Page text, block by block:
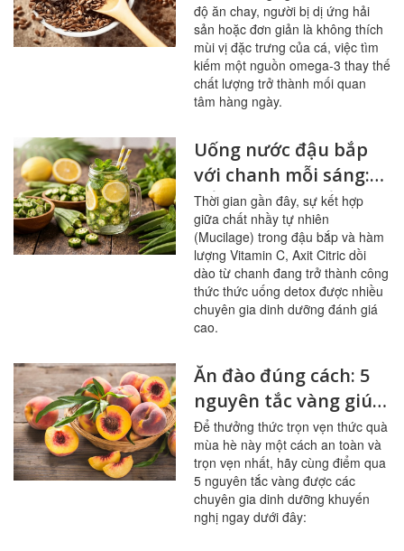
cá
độ ăn chay, người bị dị ứng hải
sản hoặc đơn giản là không thích
mùi vị đặc trưng của cá, việc tìm
kiếm một nguồn omega-3 thay thế
chất lượng trở thành mối quan
tâm hàng ngày.
Uống nước đậu bắp
với chanh mỗi sáng:
bổ mạch máu, ổn
đường huyết
Thời gian gần đây, sự kết hợp
giữa chất nhầy tự nhiên
(Mucilage) trong đậu bắp và hàm
lượng Vitamin C, Axit Citric dồi
dào từ chanh đang trở thành công
thức thức uống detox được nhiều
chuyên gia dinh dưỡng đánh giá
cao.
Ăn đào đúng cách: 5
nguyên tắc vàng giúp
sạch mạch máu,
tránh ngộ độc
Để thưởng thức trọn vẹn thức quà
mùa hè này một cách an toàn và
trọn vẹn nhất, hãy cùng điểm qua
5 nguyên tắc vàng được các
chuyên gia dinh dưỡng khuyến
nghị ngay dưới đây: